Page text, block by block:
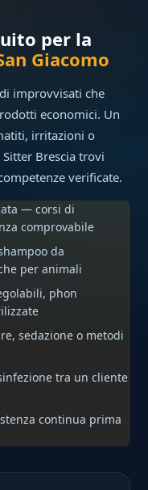
per la
Giacomo
improvvisati che
economici. Un
irritazioni o
Brescia trovi
verificate.
— corsi di
comprovabile
da
per animali
phon
sedazione o metodi
tra un cliente
continua prima